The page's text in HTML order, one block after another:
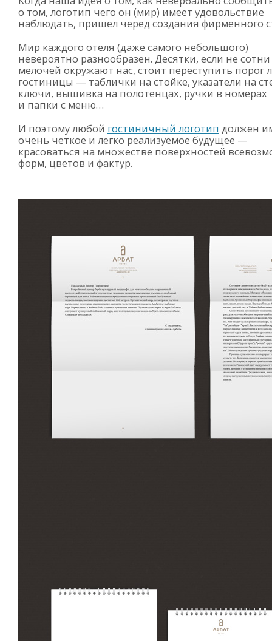
о том, логотип чего он (мир) имеет удовольствие
наблюдать, пришел черед создания фирменного
Мир каждого отеля (даже самого небольшого)
невероятно разнообразен. Десятки, если не сотни
мелочей окружают нас, стоит переступить порог
гостиницы — таблички на стойке, указатели на
ключи, вышивка на полотенцах, ручки в номерах
и папки с меню…
И поэтому любой гостиничный логотип должен
очень четкое и легко реализуемое будущее —
красоваться на множестве поверхностей
форм, цветов и фактур.